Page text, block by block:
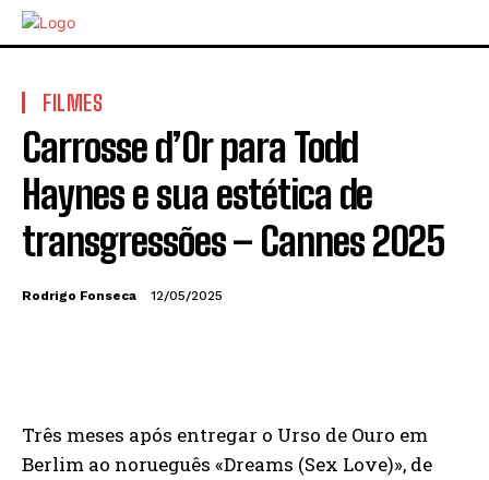
FILMES
Carrosse d’Or para Todd
Haynes e sua estética de
transgressões – Cannes 2025
Rodrigo Fonseca 12/05/2025
Três meses após entregar o Urso de Ouro em
Berlim ao norueguês «Dreams (Sex Love)», de